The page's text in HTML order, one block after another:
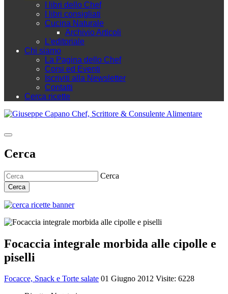
I libri dello Chef
I libri consigliati
Cucina Naturale
Archivio Articoli
L'editoriale
Chi siamo
La Pagina dello Chef
Corsi ed Eventi
Iscriviti alla Newsletter
Contatti
Cerca ricette
Cerca
Cerca
Cerca
Focaccia integrale morbida alle cipolle e
piselli
Focacce, Snack e Torte salate 01 Giugno 2012 Visite: 6228